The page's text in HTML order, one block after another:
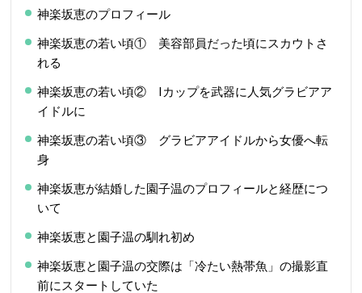
神楽坂恵のプロフィール
神楽坂恵の若い頃① 美容部員だった頃にスカウトさ
れる
神楽坂恵の若い頃② Iカップを武器に人気グラビアア
イドルに
神楽坂恵の若い頃③ グラビアアイドルから女優へ転
身
神楽坂恵が結婚した園子温のプロフィールと経歴につ
いて
神楽坂恵と園子温の馴れ初め
神楽坂恵と園子温の交際は「冷たい熱帯魚」の撮影直
前にスタートしていた